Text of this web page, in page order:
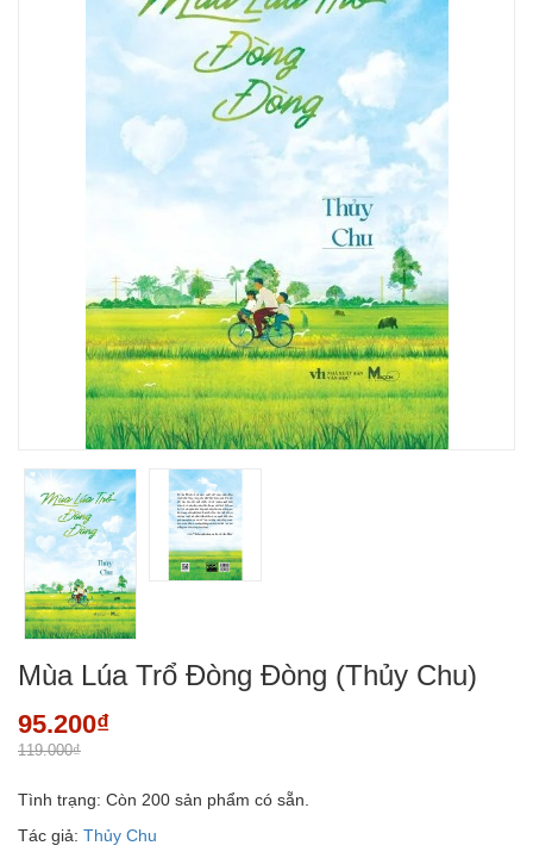
Mùa Lúa Trổ Đòng Đòng (Thủy Chu)
95.200₫
119.000₫
Tình trạng: Còn 200 sản phẩm có sẵn.
Tác giả: Thủy Chu